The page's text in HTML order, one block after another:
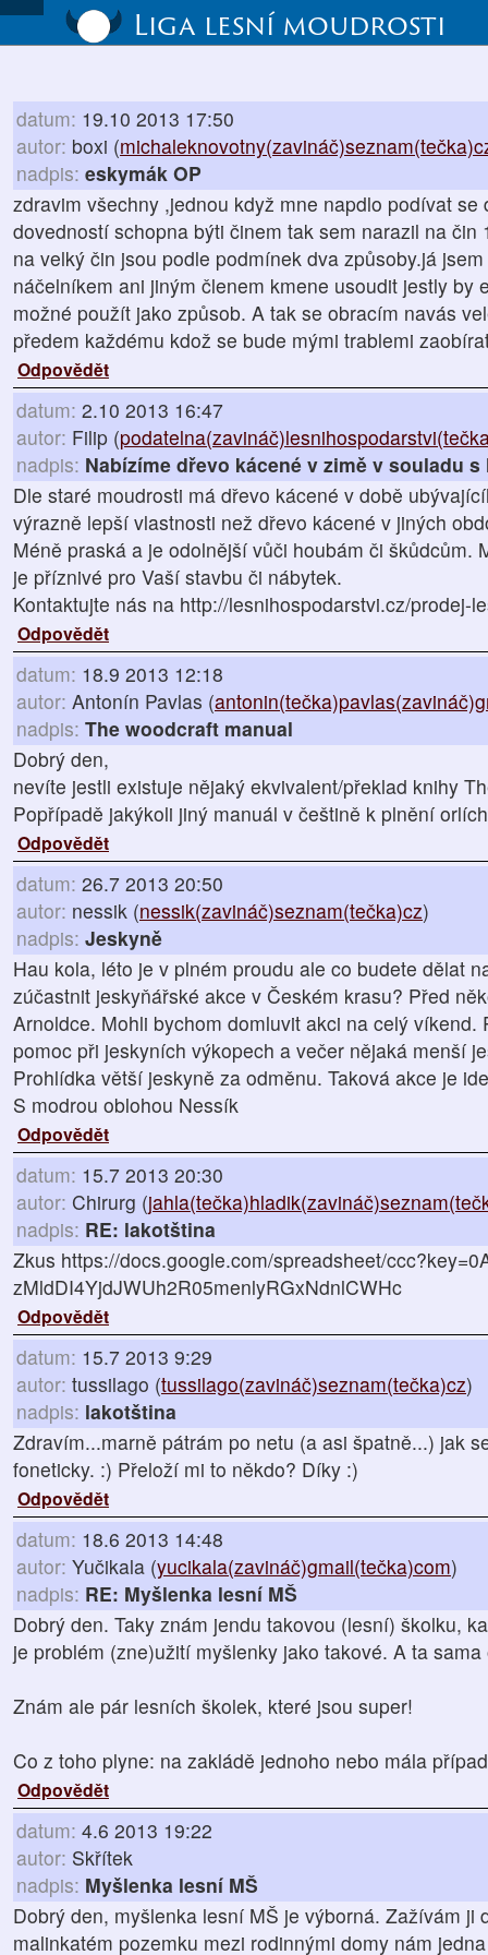
Liga lesní moudrosti
datum: 19.10 2013 17:50
autor: boxi (
nadpis: eskymák OP
zdravim všechny ,jednou když mne napdlo podívat
dovedností schopna býti činem tak sem narazil na
na velký čin jsou podle podmínek dva způsoby.já
náčelníkem ani jiným členem kmene usoudit jestly by
možné použít jako způsob. A tak se obracím navás
předem každému kdož se bude mými trablemi
Odpovědět
datum: 2.10 2013 16:47
autor: Filip (
nadpis: Nabízíme dřevo kácené v zimě v souladu
Dle staré moudrosti má dřevo kácené v době
výrazně lepší vlastnosti než dřevo kácené v jiných
Méně praská a je odolnější vůči houbám či škůdcům.
je příznivé pro Vaší stavbu či nábytek.
Kontaktujte nás na http://lesnihospodarstvi.cz/prodej-
Odpovědět
datum: 18.9 2013 12:18
autor: Antonín Pavlas (
nadpis: The woodcraft manual
Dobrý den,
nevíte jestli existuje nějaký ekvivalent/překlad knihy
Popřípadě jakýkoli jiný manuál v češtině k plnění
Odpovědět
datum: 26.7 2013 20:50
autor: nessik (nessik(zavináč)seznam(tečka)cz)
nadpis: Jeskyně
Hau kola, léto je v plném proudu ale co budete dělat
zúčastnit jeskyňářské akce v Českém krasu? Před
Arnoldce. Mohli bychom domluvit akci na celý víkend.
pomoc při jeskyních výkopech a večer nějaká menší
Prohlídka větší jeskyně za odměnu. Taková akce je
S modrou oblohou Nessík
Odpovědět
datum: 15.7 2013 20:30
autor: Chirurg (
nadpis: RE: lakotština
Zkus https://docs.google.com/spreadsheet/
zMldDI4YjdJWUh2R05menlyRGxNdnlCWHc
Odpovědět
datum: 15.7 2013 9:29
autor: tussilago (tussilago(zavináč)seznam(tečka)cz)
nadpis: lakotština
Zdravím...marně pátrám po netu (a asi špatně...) jak
foneticky. :) Přeloží mi to někdo? Díky :)
Odpovědět
datum: 18.6 2013 14:48
autor: Yučikala (yucikala(zavináč)gmail(tečka)com)
nadpis: RE: Myšlenka lesní MŠ
Dobrý den. Taky znám jendu takovou (lesní) školku,
je problém (zne)užití myšlenky jako takové. A ta
Znám ale pár lesních školek, které jsou super!
Co z toho plyne: na zakládě jednoho nebo mála
Odpovědět
datum: 4.6 2013 19:22
autor: Skřítek
nadpis: Myšlenka lesní MŠ
Dobrý den, myšlenka lesní MŠ je výborná. Zažívám ji
malinkatém pozemku mezi rodinnými domy nám